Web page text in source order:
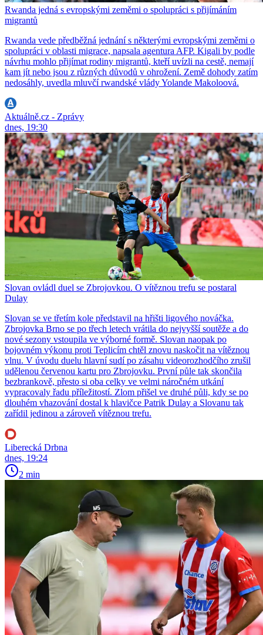
Rwanda jedná s evropskými zeměmi o spolupráci s přijímáním
migrantů
Rwanda vede předběžná jednání s některými evropskými zeměmi o
spolupráci v oblasti migrace, napsala agentura AFP. Kigali by podle
návrhu mohlo přijímat rodiny migrantů, kteří uvízli na cestě, nemají
kam jít nebo jsou z různých důvodů v ohrožení. Země dohody zatím
nedosáhly, uvedla mluvčí rwandské vlády Yolande Makoloová.
Aktuálně.cz - Zprávy
dnes, 19:30
Slovan ovládl duel se Zbrojovkou. O vítěznou trefu se postaral
Dulay
Slovan se ve třetím kole představil na hřišti ligového nováčka.
Zbrojovka Brno se po třech letech vrátila do nejvyšší soutěže a do
nové sezony vstoupila ve výborné formě. Slovan naopak po
bojovném výkonu proti Teplicím chtěl znovu naskočit na vítěznou
vlnu. V úvodu duelu hlavní sudí po zásahu videorozhodčího zrušil
udělenou červenou kartu pro Zbrojovku. První půle tak skončila
bezbrankově, přesto si oba celky ve velmi náročném utkání
vypracovaly řadu příležitostí. Zlom přišel ve druhé půli, kdy se po
dlouhém vhazování dostal k hlavičce Patrik Dulay a Slovanu tak
zařídil jedinou a zároveň vítěznou trefu.
Liberecká Drbna
dnes, 19:24
2 min